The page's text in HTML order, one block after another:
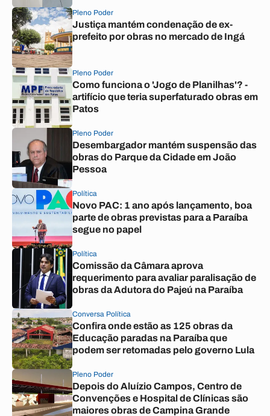
Pleno Poder
Justiça mantém condenação de ex-
prefeito por obras no mercado de Ingá
Pleno Poder
Como funciona o 'Jogo de Planilhas'? -
artifício que teria superfaturado obras em
Patos
Pleno Poder
Desembargador mantém suspensão das
obras do Parque da Cidade em João
Pessoa
Política
Novo PAC: 1 ano após lançamento, boa
parte de obras previstas para a Paraíba
segue no papel
Política
Comissão da Câmara aprova
requerimento para avaliar paralisação de
obras da Adutora do Pajeú na Paraíba
Conversa Política
Confira onde estão as 125 obras da
Educação paradas na Paraíba que
podem ser retomadas pelo governo Lula
Pleno Poder
Depois do Aluízio Campos, Centro de
Convenções e Hospital de Clínicas são
maiores obras de Campina Grande